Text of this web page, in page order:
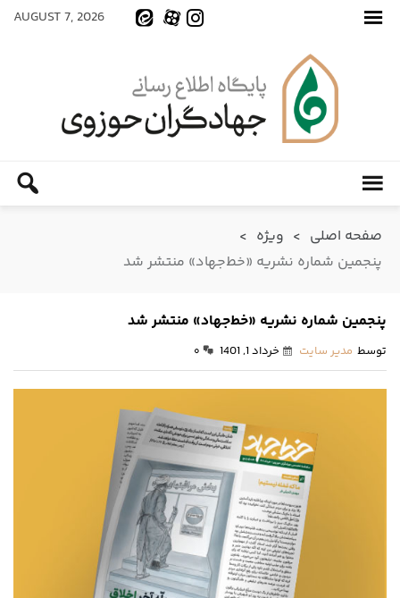
AUGUST 7, 2026
صفحه اصلی > ویژه >
پنجمین شماره نشریه «خط‌جهاد» منتشر شد
پنجمین شماره نشریه «خط‌جهاد» منتشر شد
توسط مدیر سایت خرداد 1, 1401 ۰